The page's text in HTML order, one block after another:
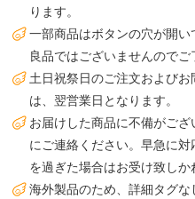
ります。
一部商品はボタンの穴が開
良品ではございませんのでご
土日祝祭日のご注文および
は、翌営業日となります。
お届けした商品に不備がご
にご連絡ください。早急に
を過ぎた場合はお受け致しか
海外製品のため、詳細タグな